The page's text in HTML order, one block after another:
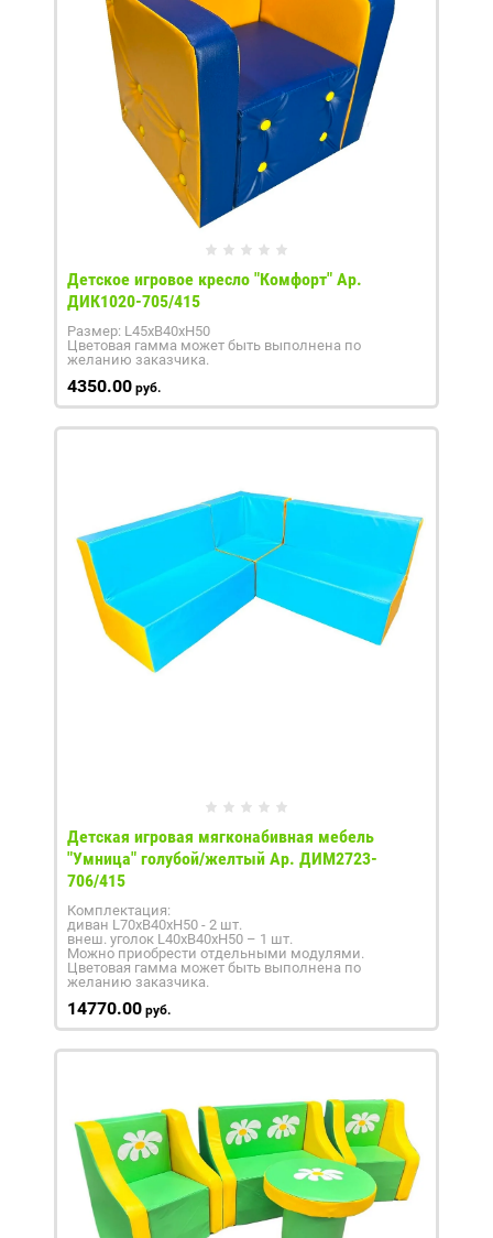
Детское игровое кресло "Комфорт" Ар.
ДИК1020-705/415
Размер: L45xB40xH50
Цветовая гамма может быть выполнена по
желанию заказчика.
4350.00 руб.
Детская игровая мягконабивная мебель
"Умница" голубой/желтый Ар. ДИМ2723-
706/415
Комплектация:
диван L70xB40xH50 - 2 шт.
внеш. уголок L40xB40xH50 – 1 шт.
Можно приобрести отдельными модулями.
Цветовая гамма может быть выполнена по
желанию заказчика.
14770.00 руб.